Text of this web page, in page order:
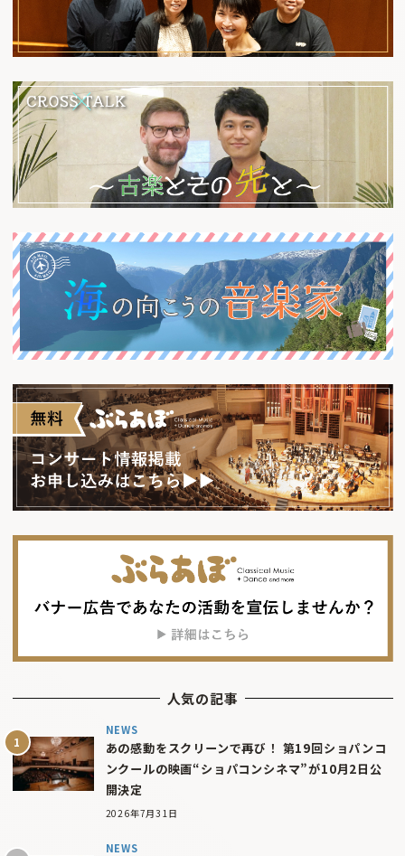
人気の記事
NEWS
あの感動をスクリーンで再び！ 第19回ショパンコ
ンクールの映画“ショパコンシネマ”が10月2日公
開決定
2026年7月31日
NEWS